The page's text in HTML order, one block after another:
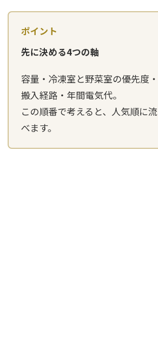
先に決める4つの軸
容量・冷凍室と野菜室の優先度
搬入経路・年間電気代。
この順番で考えると、人気順に
べます。